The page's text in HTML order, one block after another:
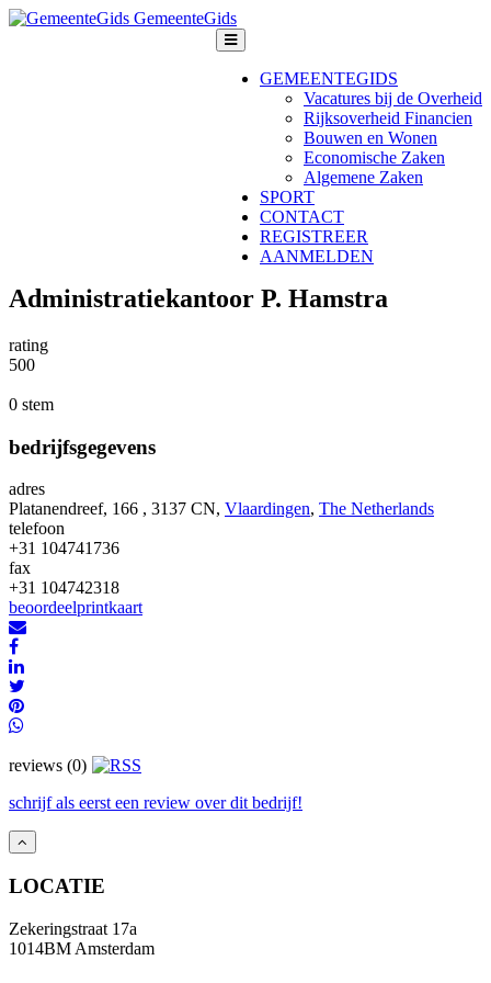
GemeenteGids
GEMEENTEGIDS
Vacatures bij de Overheid
Rijksoverheid Financien
Bouwen en Wonen
Economische Zaken
Algemene Zaken
SPORT
CONTACT
REGISTREER
AANMELDEN
Administratiekantoor P. Hamstra
rating
500
0 stem
bedrijfsgegevens
adres
Platanendreef, 166 , 3137 CN, Vlaardingen, The Netherlands
telefoon
+31 104741736
fax
+31 104742318
beoordeelprintkaart
reviews (0)
schrijf als eerst een review over dit bedrijf!
LOCATIE
Zekeringstraat 17a
1014BM Amsterdam